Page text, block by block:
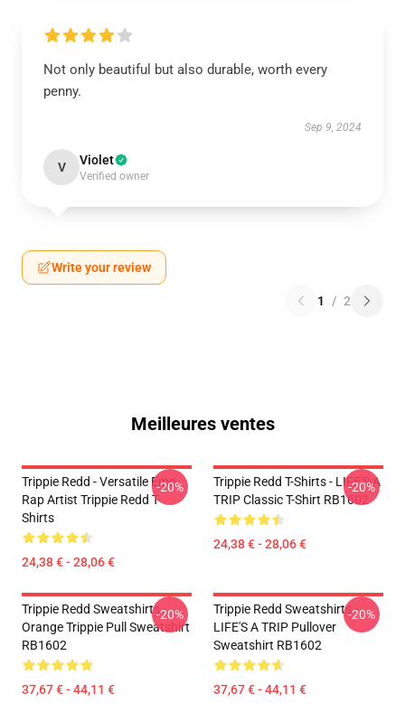
Not only beautiful but also durable, worth every
penny.
Sep 9, 2024
V Violet
Verified owner
Write your review
1 / 2
Meilleures ventes
Trippie Redd - Versatile Emo
Rap Artist Trippie Redd T-
Shirts
24,38 € - 28,06 €
-20%
Trippie Redd T-Shirts - LIFE'S A
TRIP Classic T-Shirt RB1602
24,38 € - 28,06 €
-20%
Trippie Redd Sweatshirts -
Orange Trippie Pull Sweatshirt
RB1602
37,67 € - 44,11 €
-20%
Trippie Redd Sweatshirts -
LIFE'S A TRIP Pullover
Sweatshirt RB1602
37,67 € - 44,11 €
-20%